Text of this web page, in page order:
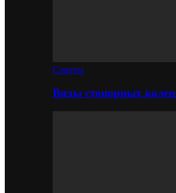
Советы
Виды стопорных колец